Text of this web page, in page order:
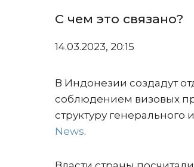
С чем это связано?
14.03.2023, 20:15
В Индонезии создадут
соблюдением визовых
структуру
News.